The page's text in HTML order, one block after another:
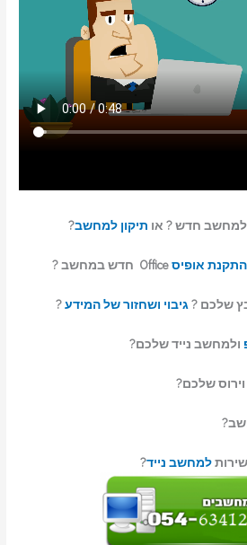
חדש ? או תיקון למחשב?
אופיסOffice חדש במחשב ?
שלכם ?גיבוי ושחזור של המידע?
ולמחשב נייד שלכם?
שלכם?
למחשב נייד?